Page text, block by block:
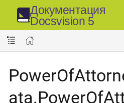
Документация
Docsvision 5